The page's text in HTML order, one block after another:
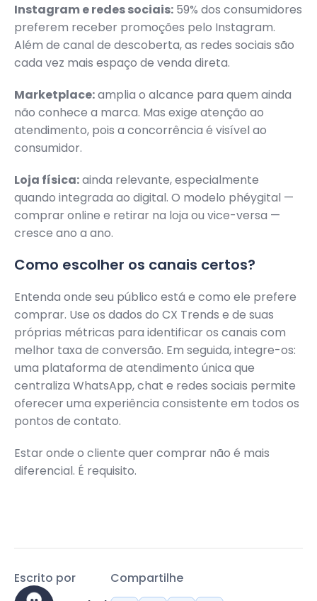
Instagram e redes sociais: 59% dos consumidores
preferem receber promoções pelo Instagram.
Além de canal de descoberta, as redes sociais são
cada vez mais espaço de venda direta.
Marketplace:amplia o alcance para quem ainda
não conhece a marca. Mas exige atenção ao
atendimento, pois a concorrência é visível ao
consumidor.
Loja física:ainda relevante, especialmente
quando integrada ao digital. O modelo phéygital —
comprar online e retirar na loja ou vice-versa —
cresce ano a ano.
Como escolher os canais certos?
Entenda onde seu público está e como ele prefere
comprar. Use os dados do CX Trends e de suas
próprias métricas para identificar os canais com
melhor taxa de conversão. Em seguida, integre-os:
uma plataforma de atendimento única que
centraliza WhatsApp, chat e redes sociais permite
oferecer uma experiência consistente em todos os
pontos de contato.
Estar onde o cliente quer comprar não é mais
diferencial. É requisito.
Compartilhe
Escrito por